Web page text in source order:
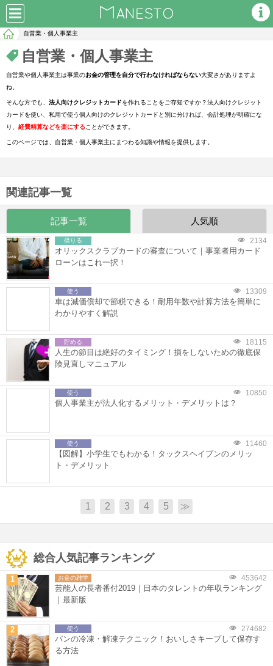
自営業・個人事業主
自営業・個人事業主
自営業や個人事業主は事業のお金の管理を自分で行わなければならない大変さがありますよ
ね。
そんな方でも、 法人向けクレジットカードを作れることをご存知ですか？法人向けクレジット
カードを使い、私用で使う個人向けのクレジットカードと別に分ければ、会計処理が明確にな
り、 経費精算などを楽にする ことができます。
このページでは、自営業・個人事業主にまつわる知識や情報を提供します。
関連記事一覧
記事一覧 人気順
借りる 2134
オリックスクラブカードの審査について｜事業者用カード
ローンはこれ一択！
使う 13309
車は減価償却で節税できる！耐用年数や計算方法を簡単に
わかりやすく解説
貯める 18115
人生の節目は絶好のタイミング！損をしないための徹底保
険見直しマニュアル
使う 10850
個人事業主が法人化するメリット・デメリットは？
使う 11460
【図解】小学生でもわかる！タックスヘイブンのメリッ
ト・デメリット
1 2 3 4 5 ≫
総合人気記事ランキング
1 お金の雑学 453642
芸能人の長者番付2019｜日本のタレントの年収ランキング
｜最新版
2 使う 274682
パンの冷凍・解凍テクニック！おいしさキープして保存す
る方法